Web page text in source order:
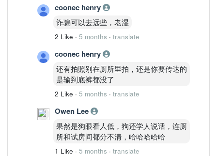
属于：
高位震荡推进结构。
刚突破 14.30 短压
MACD 再次翻多
Stoch 进入强区
短线：
仍有一段惯性冲刺。
30m
出现短线钝化
说明：
短线会有回踩，但不会改变趋势。
三、关键价位
coonec henry
诈骗可以去远些，老湿
2 Like · 5 months · translate
coonec henry
还有拍照别在厕所里拍，还是你要传达的
是输到底裤都没了
2 Like · 5 months · translate
Owen Lee
果然是狗眼看人低，狗还学人说话，连厕
所和试房间都分不清，哈哈哈哈哈
1 Like · 5 months · translate